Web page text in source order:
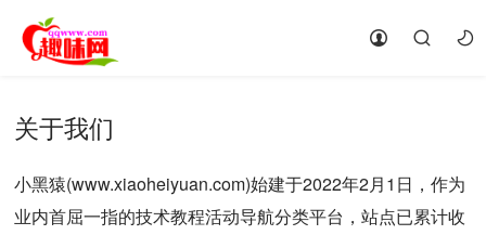
关于我们
小黑猿(www.xiaoheiyuan.com)始建于2022年2月1日，作为
业内首屈一指的技术教程活动导航分类平台，站点已累计收